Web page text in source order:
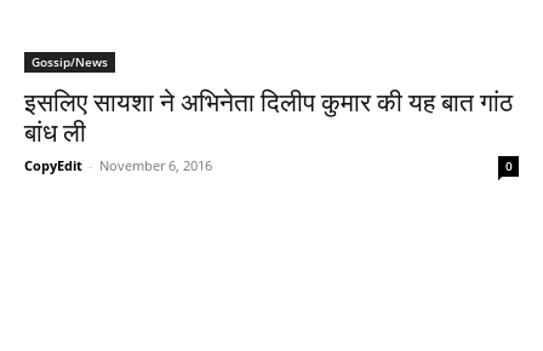
Gossip/News
इसलिए सायशा ने अभिनेता दिलीप कुमार की यह बात गांठ
बांध ली
CopyEdit - November 6, 2016 0